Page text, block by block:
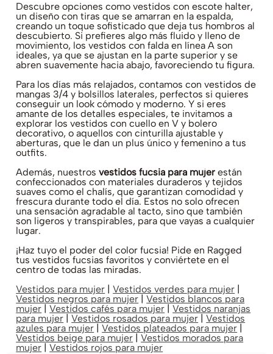
Descubre opciones como vestidos con escote halter,
un diseño con tiras que se amarran en la espalda,
creando un toque sofisticado que deja tus hombros al
descubierto. Si prefieres algo más fluido y lleno de
movimiento, los vestidos con falda en línea A son
ideales, ya que se ajustan en la parte superior y se
abren suavemente hacia abajo, favoreciendo tu figura.
Para los días más relajados, contamos con vestidos de
mangas 3/4 y bolsillos laterales, perfectos si quieres
conseguir un look cómodo y moderno. Y si eres
amante de los detalles especiales, te invitamos a
explorar los vestidos con cuello en V y bolero
decorativo, o aquellos con cinturilla ajustable y
aberturas, que le dan un plus único y femenino a tus
outfits.
Además, nuestrosvestidos fucsia para mujer están
confeccionados con materiales duraderos y tejidos
suaves como el chalís, que garantizan comodidad y
frescura durante todo el día. Estos no solo ofrecen
una sensación agradable al tacto, sino que también
son ligeros y transpirables, para que vayas a cualquier
lugar.
¡Haz tuyo el poder del color fucsia! Pide en Ragged
tus vestidos fucsias favoritos y conviértete en el
centro de todas las miradas.
Vestidos para mujer |Vestidos verdes para mujer |
Vestidos negros para mujer |Vestidos blancos para
mujer |Vestidos cafés para mujer |Vestidos naranjas
para mujer |Vestidos rosados para mujer |Vestidos
azules para mujer |Vestidos plateados para mujer |
Vestidos beige para mujer |Vestidos morados para
mujer |Vestidos rojos para mujer